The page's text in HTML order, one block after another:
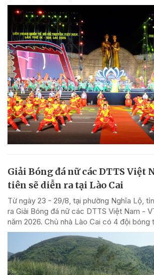
Giải Bóng đá nữ các DTTS Việt
tiên sẽ diễn ra tại Lào Cai
Từ ngày 23 - 29/8, tại phường Nghĩa Lộ,
ra Giải Bóng đá nữ các DTTS Việt Nam -
năm 2026. Chủ nhà Lào Cai có 4 đội bóng